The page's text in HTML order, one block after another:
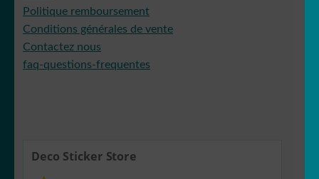
Politique remboursement
Conditions générales de vente
Contactez nous
faq-questions-frequentes
Deco Sticker Store